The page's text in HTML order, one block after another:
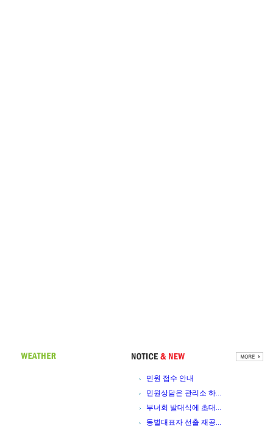
민원 접수 안내
민원상담은 관리소 하...
부녀회 발대식에 초대...
동별대표자 선출 재공...